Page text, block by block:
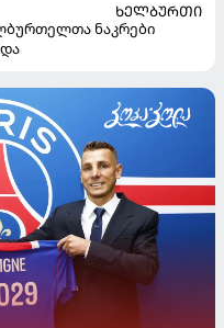
ᲮᲔᲚᲑᲣᲠᲗᲘ
ნაკრები